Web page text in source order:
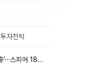
투자전략
스페이스X 주가 반등에 관련주 ‘껑충’⋯스피어 18%ㆍ에이치브이엠 12%↑